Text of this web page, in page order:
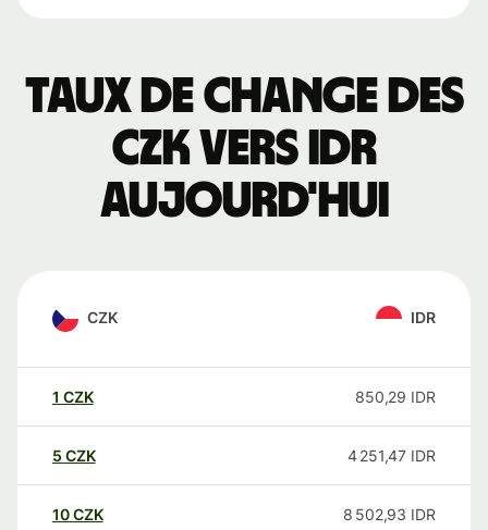
Taux de change des
CZK vers IDR
aujourd'hui
CZK IDR
1 CZK 850,29 IDR
5 CZK 4 251,47 IDR
10CZK 8 502,93 IDR